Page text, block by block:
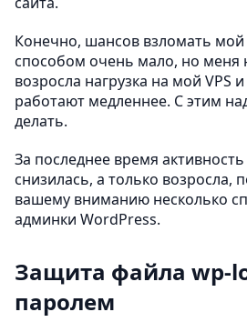
Конечно, шансов взломать мой
способом очень мало, но меня
возросла нагрузка на мой VPS
работают медленнее. С этим
делать.
За последнее время
снизилась, а только возросла,
вашему вниманию несколько
админки WordPress.
Защита файла wp-
паролем